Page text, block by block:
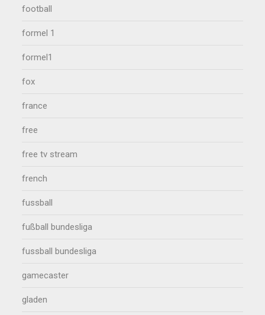
football
formel 1
formel1
fox
france
free
free tv stream
french
fussball
fußball bundesliga
fussball bundesliga
gamecaster
gladen